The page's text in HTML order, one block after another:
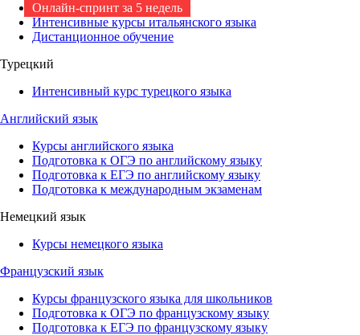
Онлайн-спринт за 5 недель
Интенсивные курсы итальянского языка
Дистанционное обучение
Турецкий
Интенсивный курс турецкого языка
Английский язык
Курсы английского языка
Подготовка к ОГЭ по английскому языку
Подготовка к ЕГЭ по английскому языку
Подготовка к международным экзаменам
Немецкий язык
Курсы немецкого языка
Французский язык
Курсы французского языка для школьников
Подготовка к ОГЭ по французскому языку
Подготовка к ЕГЭ по французскому языку